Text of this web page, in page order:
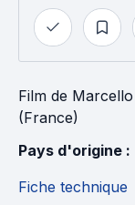
Film de
(France)
Pays d'origine :
Fiche technique